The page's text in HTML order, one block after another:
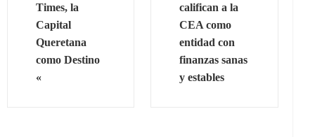
Times, la
Capital
Queretana
como Destino
«
califican a la
CEA como
entidad con
finanzas sanas
y estables